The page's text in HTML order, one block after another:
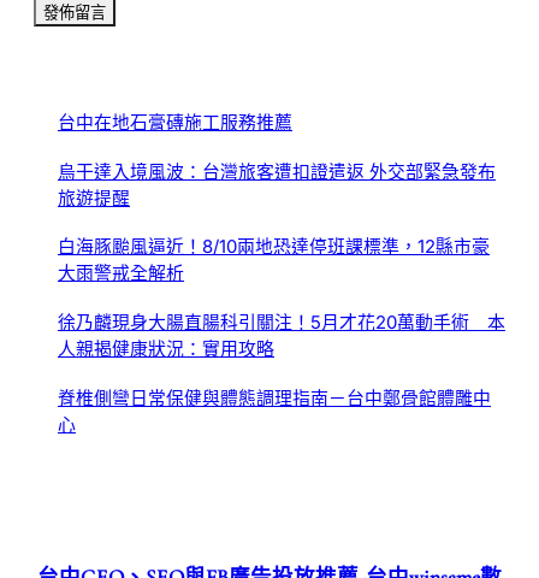
台中在地石膏磚施工服務推薦
烏干達入境風波：台灣旅客遭扣證遣返 外交部緊急發布
旅遊提醒
白海豚颱風逼近！8/10兩地恐達停班課標準，12縣市豪
大雨警戒全解析
徐乃麟現身大腸直腸科引關注！5月才花20萬動手術 本
人親揭健康狀況：實用攻略
脊椎側彎日常保健與體態調理指南－台中鄭骨館體雕中
心